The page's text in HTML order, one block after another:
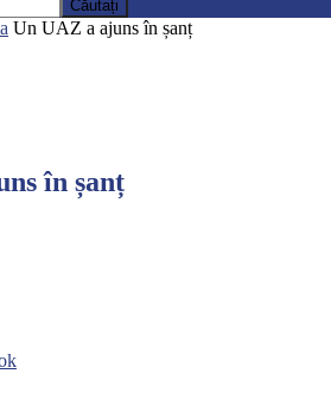
Un UAZ a ajuns în șanț
în șanț